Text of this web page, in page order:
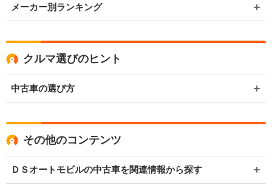
メーカー別ランキング
クルマ選びのヒント
中古車の選び方
その他のコンテンツ
ＤＳオートモビルの中古車を関連情報から探す